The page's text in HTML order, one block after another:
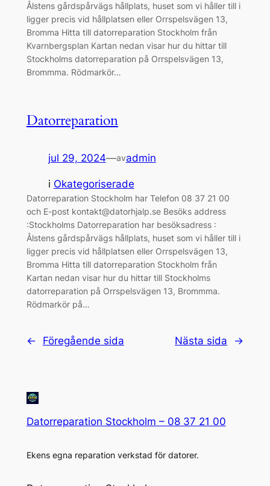
Ålstens gårdspårvägs hållplats, huset som vi håller till i
ligger precis vid hållplatsen eller Orrspelsvägen 13,
Bromma Hitta till datorreparation Stockholm från
Kvarnbergsplan Kartan nedan visar hur du hittar till
Stockholms datorreparation på Orrspelsvägen 13,
Brommma. Rödmarkör…
Datorreparation
jul 29, 2024—avadmin
i Okategoriserade
Datorreparation Stockholm har Telefon 08 37 21 00
och E-post kontakt@datorhjalp.se Besöks address
:Stockholms Datorreparation har besöksadress :
Ålstens gårdspårvägs hållplats, huset som vi håller till i
ligger precis vid hållplatsen eller Orrspelsvägen 13,
Bromma Hitta till datorreparation Stockholm från
Kartan nedan visar hur du hittar till Stockholms
datorreparation på Orrspelsvägen 13, Brommma.
Rödmarkör på…
← Föregående sida Nästa sida →
Datorreparation Stockholm – 08 37 21 00
Ekens egna reparation verkstad för datorer.